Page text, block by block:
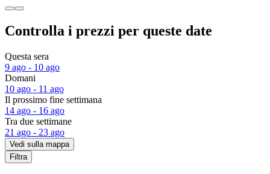
Controlla i prezzi per queste date
Questa sera
9 ago - 10 ago
Domani
10 ago - 11 ago
Il prossimo fine settimana
14 ago - 16 ago
Tra due settimane
21 ago - 23 ago
Vedi sulla mappa
Filtra